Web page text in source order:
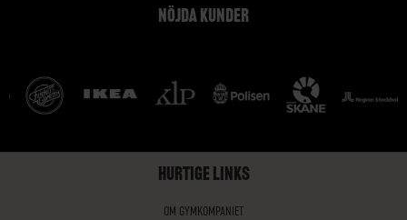
NÖJDA KUNDER
HURTIGE LINKS
OM GYMKOMPANIET